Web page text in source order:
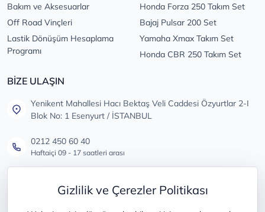
Gizlilik ve Çerezler Politikası
Bakım ve Aksesuarlar
Off Road Vinçleri
Lastik Dönüşüm Hesaplama
Programı
Honda Forza 250 Takım Set
Bajaj Pulsar 200 Set
Yamaha Xmax Takım Set
Honda CBR 250 Takım Set
BİZE ULAŞIN
Yenikent Mahallesi Hacı Bektaş Veli Caddesi Özyurtlar 2-I
Blok No: 1 Esenyurt / İSTANBUL
0212 450 60 40
Haftaiçi 09 - 17 saatleri arası
Tüm öneri ve şikayetleriniz için